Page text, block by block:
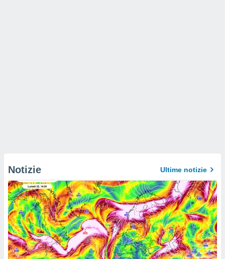
Notizie Ultime notizie